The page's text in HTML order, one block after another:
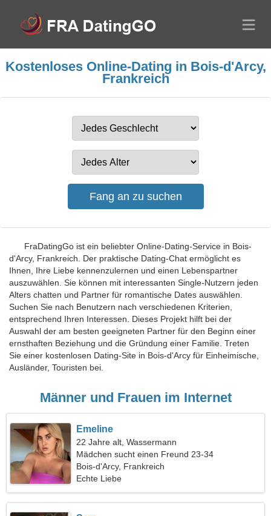
Kostenloses Online-Dating in Bois-d'Arcy,
Frankreich
FraDatingGo ist ein beliebter Online-Dating-Service in Bois-
d'Arcy, Frankreich. Der praktische Dating-Chat ermöglicht es
Ihnen, Ihre Liebe kennenzulernen und einen Lebenspartner
auszuwählen. Sie können mit interessanten Single-Nutzern jeden
Alters chatten und Partner für romantische Dates auswählen.
Suchen Sie nach Benutzern nach verschiedenen Kriterien,
entsprechend Ihren Interessen. Dieses Projekt hilft bei der
Auswahl der am besten geeigneten Partner für den Beginn einer
ernsthaften Beziehung und die Gründung einer Familie. Treten
Sie einer kostenlosen Dating-Site in Bois-d'Arcy für Einheimische,
Ausländer, Touristen bei.
Männer und Frauen im Internet
Emeline
22 Jahre alt, Wassermann
Mädchen sucht einen Freund 23-34
Bois-d'Arcy, Frankreich
Echte Liebe